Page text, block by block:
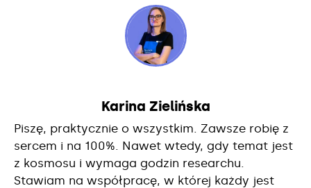
Karina Zielińska
Piszę, praktycznie o wszystkim. Zawsze robię z
sercem i na 100%. Nawet wtedy, gdy temat jest
z kosmosu i wymaga godzin researchu.
Stawiam na współpracę, w której każdy jest